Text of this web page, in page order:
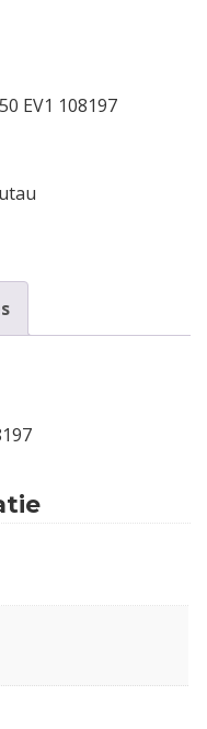
EV1 108197